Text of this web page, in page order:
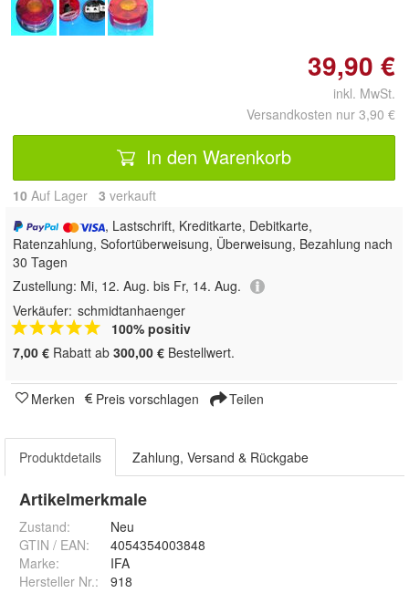
39,90 €
inkl. MwSt.
Versandkosten nur 3,90 €
In den Warenkorb
10 Auf Lager 3 verkauft
, Lastschrift, Kreditkarte, Debitkarte,
Ratenzahlung, Sofortüberweisung, Überweisung, Bezahlung nach
30 Tagen
Zustellung: Mi, 12. Aug. bis Fr, 14. Aug.
Verkäufer: schmidtanhaenger
100% positiv
7,00 € Rabatt ab 300,00 € Bestellwert.
Merken Preis vorschlagen Teilen
Produktdetails Zahlung, Versand & Rückgabe
Artikelmerkmale
Zustand:
Neu
GTIN / EAN:
4054354003848
Marke:
IFA
Hersteller Nr.:
918